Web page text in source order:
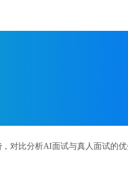
，对比分析AI面试与真人面试的